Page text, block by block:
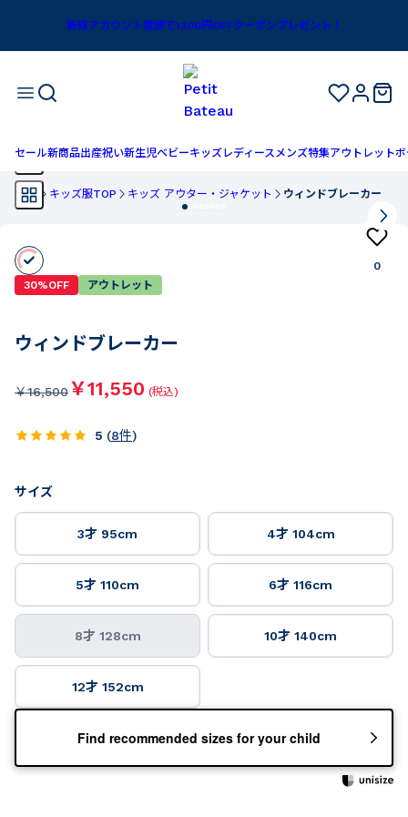
新規アカウント登録で1,100円OFFクーポンプレゼント！
セール新商品出産祝い新生児ベビーキッズ レディースメンズ特集アウトレットボ
TOP キッズ服TOP キッズ アウター・ジャケット ウィンドブレーカー
0
30%OFF
アウトレット
ウィンドブレーカー
￥16,500￥11,550 (税込)
5 (8件)
サイズ
3才 95cm 4才 104cm
5才 110cm 6才 116cm
8才 128cm 10才 140cm
12才 152cm
Find recommended sizes for your child